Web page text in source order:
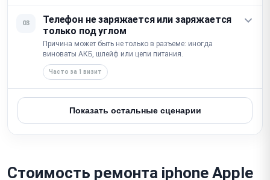
03
Телефон не заряжается или заряжается
только под углом
Причина может быть не только в разъеме: иногда
виноваты АКБ, шлейф или цепи питания.
Часто за 1 визит
Показать остальные сценарии
Стоимость ремонта iphone Apple